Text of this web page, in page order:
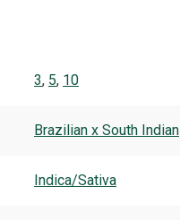
3, 5, 10
Brazilian x South Indian
Indica/Sativa